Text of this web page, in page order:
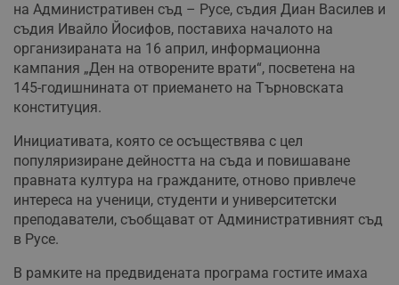
на Административен съд – Русе, съдия Диан Василев и
съдия Ивайло Йосифов, поставиха началото на
организираната на 16 април, информационна
кампания „Ден на отворените врати“, посветена на
145-годишнината от приемането на Търновската
конституция.
Инициативата, която се осъществява с цел
популяризиране дейността на съда и повишаване
правната култура на гражданите, отново привлече
интереса на ученици, студенти и университетски
преподаватели, съобщават от Административният съд
в Русе.
В рамките на предвидената програма гостите имаха